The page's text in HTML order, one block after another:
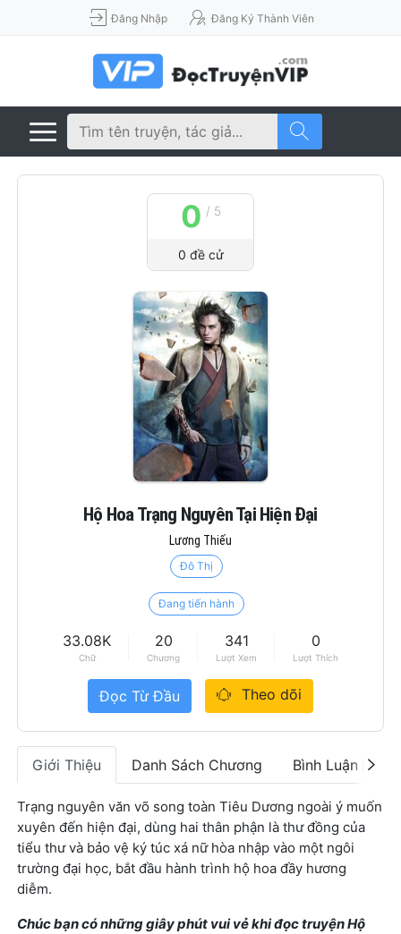
Đăng Nhập Đăng Ký Thành Viên
Hộ Hoa Trạng Nguyên Tại Hiện Đại
Lương Thiếu
Đô Thị
Đang tiến hành
33.08K
Chữ
20
Chương
341
Lượt Xem
0
Lượt Thích
Đọc Từ Đầu Theo dõi
0 / 5
0 đề cử
Giới Thiệu Danh Sách Chương Bình Luận 0
Trạng nguyên văn võ song toàn Tiêu Dương ngoài ý muốn
xuyên đến hiện đại, dùng hai thân phận là thư đồng của
tiểu thư và bảo vệ ký túc xá nữ hòa nhập vào một ngôi
trường đại học, bắt đầu hành trình hộ hoa đầy hương
diễm.
Chúc bạn có những giây phút vui vẻ khi đọc truyện Hộ